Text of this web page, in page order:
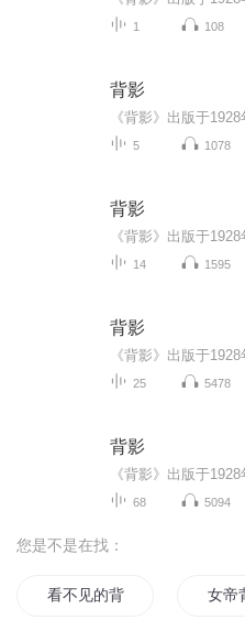
1 108
背影
5 1078
背影
14 1595
背影
25 5478
背影
68 5094
您是不是在找：
看不见的背影 女帝